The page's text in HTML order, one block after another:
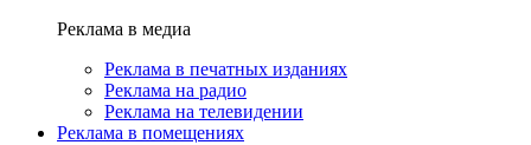
Реклама в медиа
Реклама в печатных изданиях
Реклама на радио
Реклама на телевидении
Реклама в помещениях